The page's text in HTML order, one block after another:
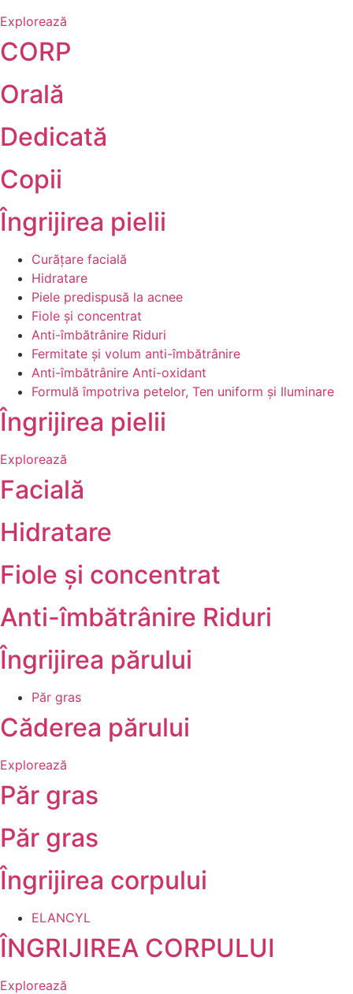
Explorează
CORP
Orală
Dedicată
Copii
Îngrijirea pielii
Curățare facială
Hidratare
Piele predispusă la acnee
Fiole și concentrat
Anti-îmbătrânire Riduri
Fermitate și volum anti-îmbătrânire
Anti-îmbătrânire Anti-oxidant
Formulă împotriva petelor, Ten uniform și Iluminare
Îngrijirea pielii
Explorează
Facială
Hidratare
Fiole și concentrat
Anti-îmbătrânire Riduri
Îngrijirea părului
Păr gras
Căderea părului
Explorează
Păr gras
Păr gras
Îngrijirea corpului
ELANCYL
ÎNGRIJIREA CORPULUI
Explorează